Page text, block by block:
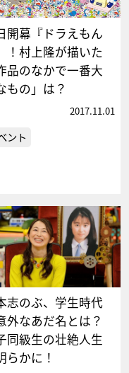
開幕『ドラえもん
！村上隆が描いた
品のなかで一番大
もの」は？
2017.11.01
ント
志のぶ、学生時代
外なあだ名とは？
同級生の壮絶人生
らかに！